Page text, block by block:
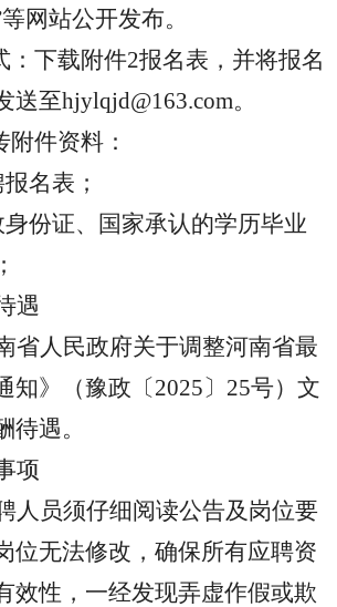
网站公开发布。
：下载附件2报名表，并将报名
送至hjylqjd@163.com。
附件资料：
名表；
身份证、国家承认的学历毕业
遇
省人民政府关于调整河南省最
知》（豫政〔2025〕25号）文
待遇。
项
人员须仔细阅读公告及岗位要
位无法修改，确保所有应聘资
效性，一经发现弄虚作假或欺